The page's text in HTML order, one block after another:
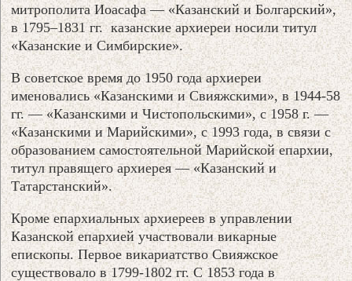
митрополита Иоасафа — «Казанский и Болгарский»,
в 1795–1831 гг. казанские архиереи носили титул
«Казанские и Симбирские».
В советское время до 1950 года архиереи
именовались «Казанскими и Свияжскими», в 1944-58
гг. — «Казанскими и Чистопольскими», с 1958 г. —
«Казанскими и Марийскими», с 1993 года, в связи с
образованием самостоятельной Марийской епархии,
титул правящего архиерея — «Казанский и
Татарстанский».
Кроме епархиальных архиереев в управлении
Казанской епархией участвовали викарные
епископы. Первое викариатство Свияжское
существовало в 1799-1802 гг. С 1853 года в